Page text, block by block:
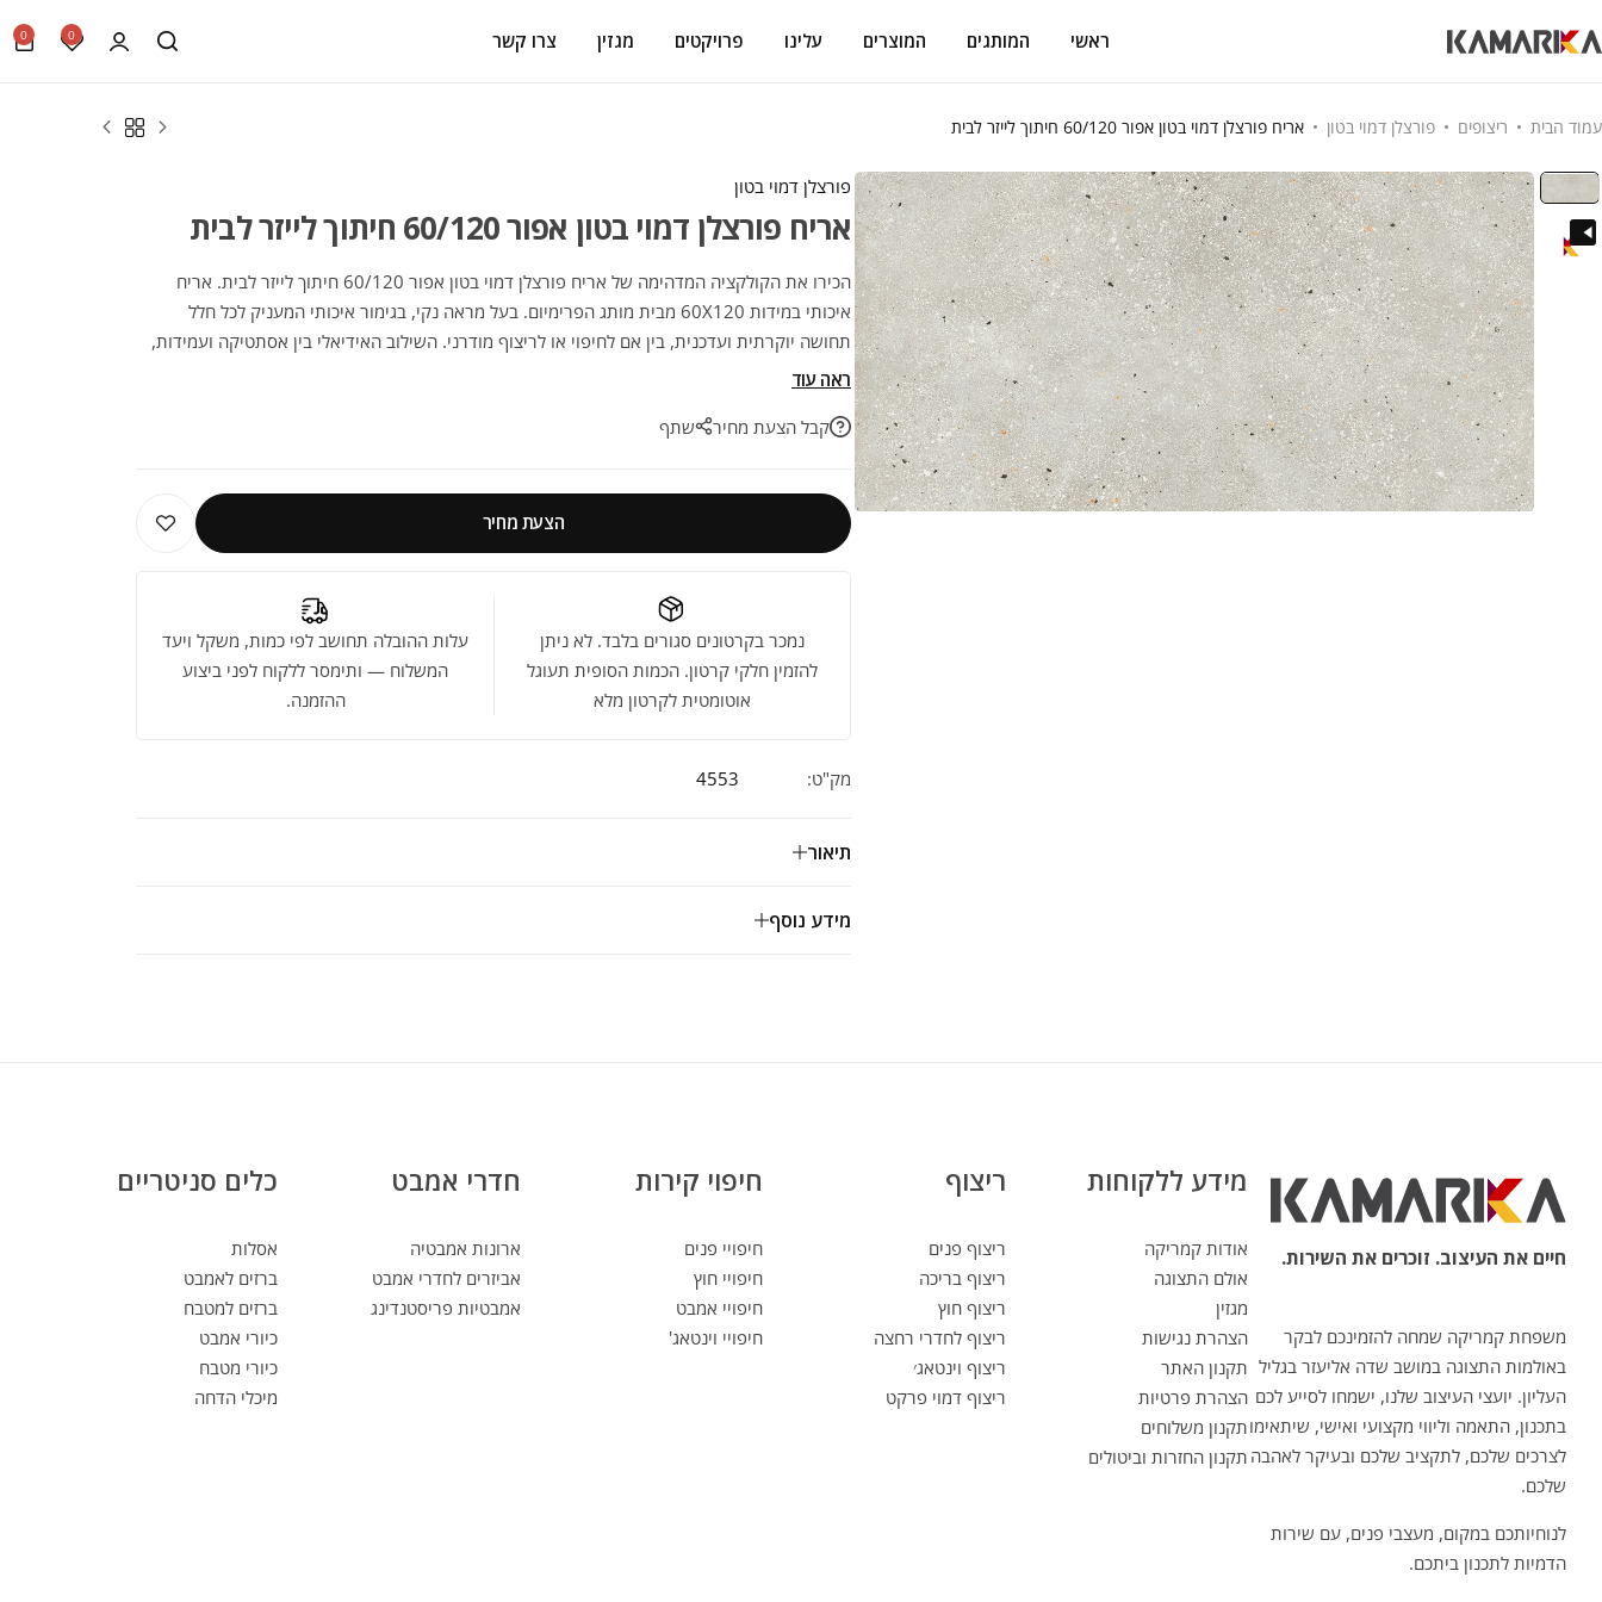
ראשי המותגים המוצרים עלינו פרויקטים מגזין צרו קשר 0
0
עמוד הבית ריצופים פורצלן דמוי בטון אריח פורצלן דמוי בטון אפור 60/120 חיתוך לייזר לבית
פורצלן דמוי בטון
אריח פורצלן דמוי בטון אפור 60/120 חיתוך לייזר לבית
הכירו את הקולקציה המדהימה של אריח פורצלן דמוי בטון אפור 60/120 חיתוך לייזר לבית. אריח
איכותי במידות 60X120 מבית מותג הפרימיום. בעל מראה נקי, בגימור איכותי המעניק לכל חלל
תחושה יוקרתית ועדכנית, בין אם לחיפוי או לריצוף מודרני. השילוב האידיאלי בין אסתטיקה ועמידות,
לשדרוג הפרויקט הבא שלכם בהתאמה מושלמת.
ראה עוד
קבל הצעת מחיר
שתף
הצעת מחיר
נמכר בקרטונים סגורים בלבד. לא ניתן
להזמין חלקי קרטון. הכמות הסופית תעוגל
אוטומטית לקרטון מלא
עלות ההובלה תחושב לפי כמות, משקל ויעד
המשלוח — ותימסר ללקוח לפני ביצוע
ההזמנה.
מק"ט: 4553
תיאור
מידע נוסף
חיים את העיצוב. זוכרים את השירות.
משפחת קמריקה שמחה להזמינכם לבקר
באולמות התצוגה במושב שדה אליעזר בגליל
העליון. יועצי העיצוב שלנו, ישמחו לסייע לכם
בתכנון, התאמה וליווי מקצועי ואישי, שיתאימו
לצרכים שלכם, לתקציב שלכם ובעיקר לאהבה
שלכם.
לנוחיותכם במקום, מעצבי פנים, עם שירות
הדמיות לתכנון ביתכם.
מידע ללקוחות
אודות קמריקה
אולם התצוגה
מגזין
הצהרת נגישות
תקנון האתר
הצהרת פרטיות
תקנון משלוחים
תקנון החזרות וביטולים
ריצוף
ריצוף פנים
ריצוף בריכה
ריצוף חוץ
ריצוף לחדרי רחצה
ריצוף וינטאג׳
ריצוף דמוי פרקט
חיפוי קירות
חיפויי פנים
חיפויי חוץ
חיפויי אמבט
חיפויי וינטאג'
חדרי אמבט
ארונות אמבטיה
אביזרים לחדרי אמבט
אמבטיות פריסטנדינג
כלים סניטריים
אסלות
ברזים לאמבט
ברזים למטבח
כיורי אמבט
כיורי מטבח
מיכלי הדחה